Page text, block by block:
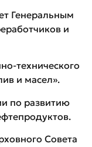
Генеральным
и
технического
и масел».
по развитию
Совета